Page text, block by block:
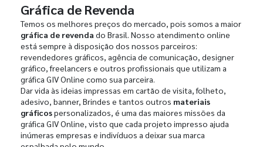
Gráfica de Revenda
Temos os melhores preços do mercado, pois somos a maior
gráfica de revenda do Brasil. Nosso atendimento online
está sempre à disposição dos nossos parceiros:
revendedores gráficos, agência de comunicação, designer
gráfico, freelancers e outros profissionais que utilizam a
gráfica GIV Online como sua parceira.
Dar vida às ideias impressas em cartão de visita, folheto,
adesivo, banner, Brindes e tantos outros materiais
gráficospersonalizados, é uma das maiores missões da
gráfica GIV Online, visto que cada projeto impresso ajuda
inúmeras empresas e indivíduos a deixar sua marca